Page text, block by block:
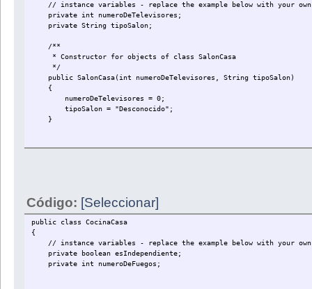
// instance variables - replace the example below with your own
private int numeroDeTelevisores;
private String tipoSalon;
/**
* Constructor for objects of class SalonCasa
*/
public SalonCasa(int numeroDeTelevisores, String tipoSalon)
{
numeroDeTelevisores = 0;
tipoSalon = "Desconocido";
}
public void setNumeroDeTelevisores(int
}
public int getNumeroDeTelevosores(){
return numeroDeTelevisores;
}
public String getTipoSalon(){
return tipoSalon;
}
Código: [Seleccionar]
public class CocinaCasa
{
// instance variables - replace the example below with your own
private boolean esIndependiente;
private int numeroDeFuegos;